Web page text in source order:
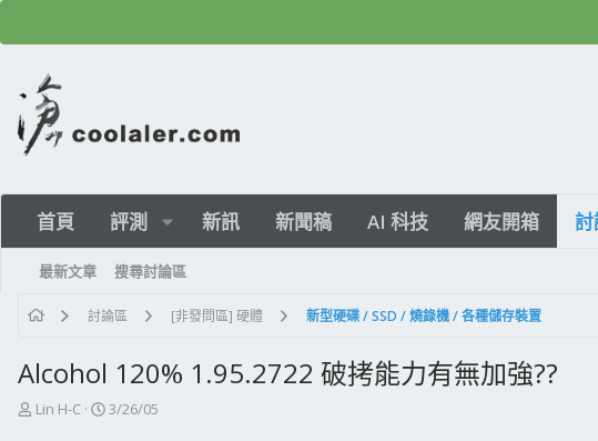
首頁 評測 新訊 新聞稿 AI 科技 網友開箱
最新文章 搜尋討論區
討論區 [非發問區] 硬體 新型硬碟 / SSD / 燒錄機 / 各種儲存裝置
Alcohol 120% 1.95.2722 破拷能力有無加強??
主
Lin H-C
開
3/26/05